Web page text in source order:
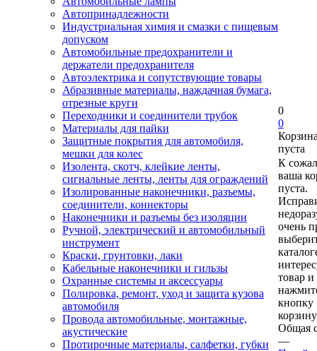
Автопринадлежности
Индустриальная химия и смазки с пищевым
допуском
Автомобильные предохранители и
держатели предохранителя
Автоэлектрика и сопутствующие товары
Абразивные материалы, наждачная бумага,
отрезные круги
Переходники и соединители трубок
Материалы для пайки
Защитные покрытия для автомобиля,
мешки для колес
Изолента, скотч, клейкие ленты,
сигнальные ленты, ленты для ограждений
Изолированные наконечники, разъемы,
соединители, коннекторы
Наконечники и разъемы без изоляции
Ручной, электрический и автомобильный
инструмент
Краски, грунтовки, лаки
Кабельные наконечники и гильзы
Охранные системы и аксессуары
Полировка, ремонт, уход и защита кузова
автомобиля
Провода автомобильные, монтажные,
акустические
Протирочные материалы, салфетки, губки
0
0
пуста
К
ваша
пуста.
очень
товар и
кнопку
Общая
—